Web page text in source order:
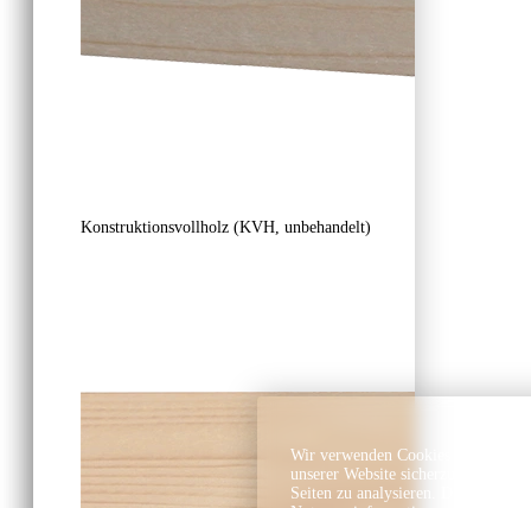
Konstruktionsvollholz (KVH, unbehandelt)
Wir verwenden Cookies und
unserer Website sicherzustellen,
Seiten zu analysieren. Dabei